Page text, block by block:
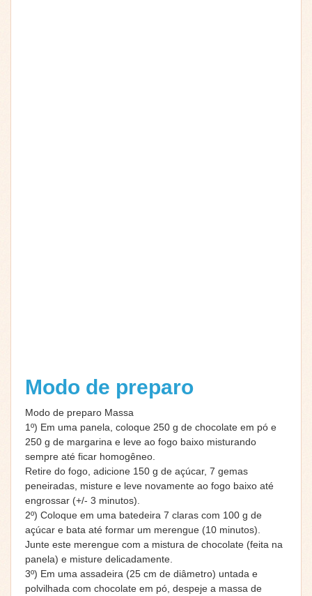
Modo de preparo
Modo de preparo Massa
1º) Em uma panela, coloque 250 g de chocolate em pó e
250 g de margarina e leve ao fogo baixo misturando
sempre até ficar homogêneo.
Retire do fogo, adicione 150 g de açúcar, 7 gemas
peneiradas, misture e leve novamente ao fogo baixo até
engrossar (+/- 3 minutos).
2º) Coloque em uma batedeira 7 claras com 100 g de
açúcar e bata até formar um merengue (10 minutos).
Junte este merengue com a mistura de chocolate (feita na
panela) e misture delicadamente.
3º) Em uma assadeira (25 cm de diâmetro) untada e
polvilhada com chocolate em pó, despeje a massa de